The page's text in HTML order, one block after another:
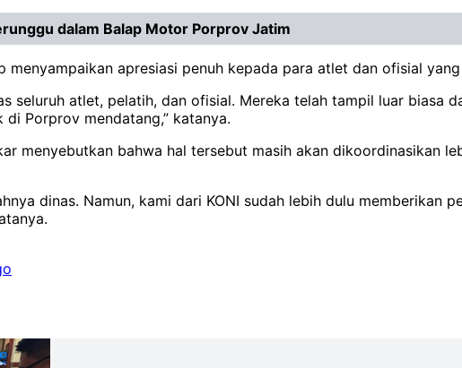
dalam Balap Motor Porprov Jatim
menyampaikan apresiasi penuh kepada para atlet dan ofisial
seluruh atlet, pelatih, dan ofisial. Mereka telah tampil luar biasa
Porprov mendatang,” katanya.
menyebutkan bahwa hal tersebut masih akan dikoordinasikan
dinas. Namun, kami dari KONI sudah lebih dulu memberikan